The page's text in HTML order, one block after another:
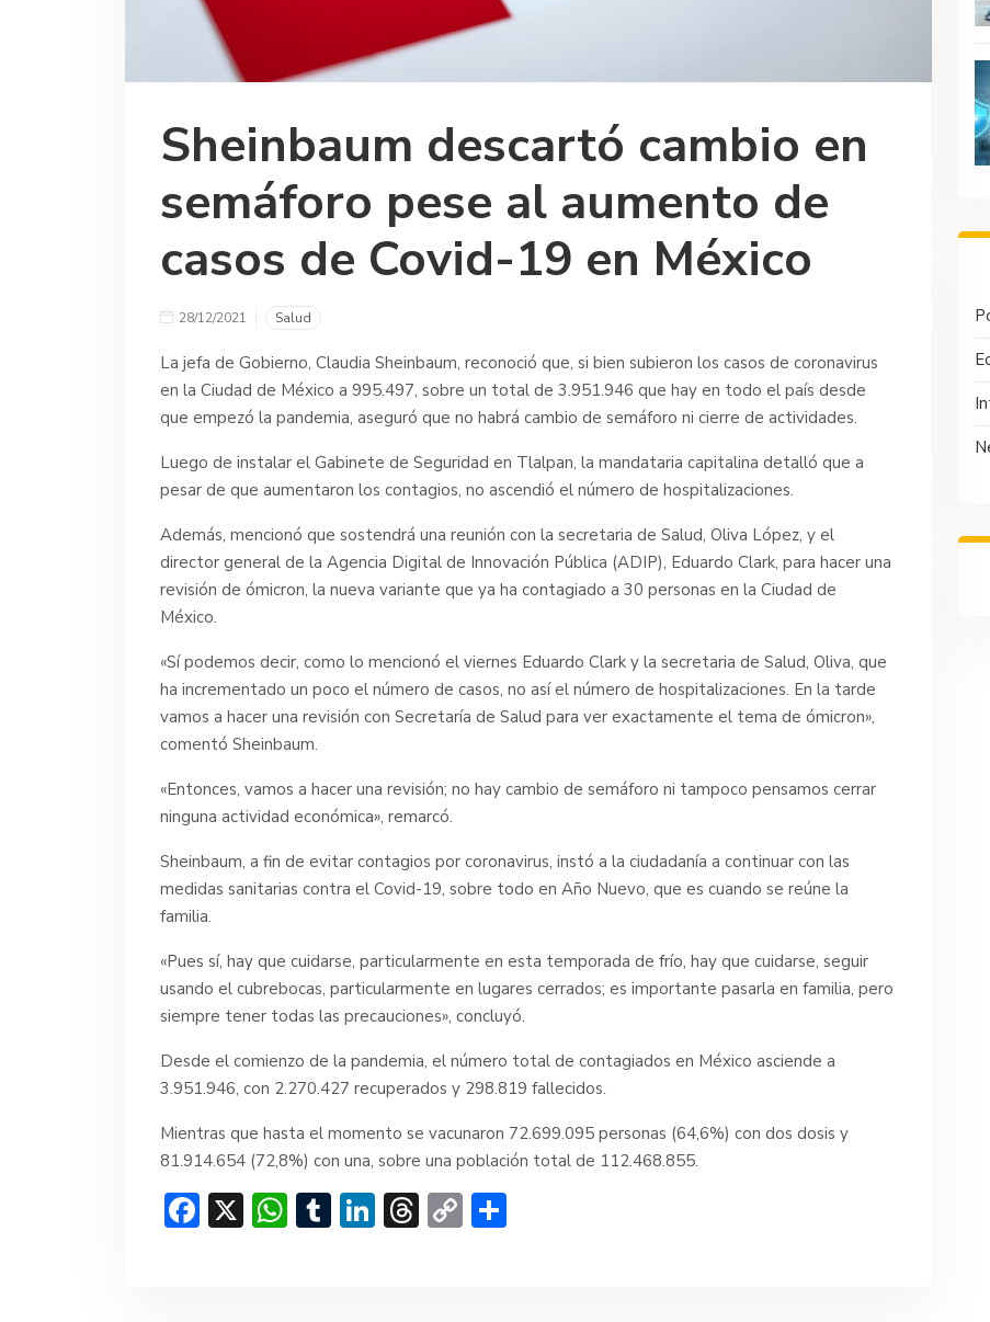
Sheinbaum descartó cambio en
semáforo pese al aumento de
casos de Covid-19 en México
28/12/2021 Salud
La jefa de Gobierno, Claudia Sheinbaum, reconoció que, si bien subieron los casos de coronavirus
en la Ciudad de México a 995.497, sobre un total de 3.951.946 que hay en todo el país desde
que empezó la pandemia, aseguró que no habrá cambio de semáforo ni cierre de actividades.
Luego de instalar el Gabinete de Seguridad en Tlalpan, la mandataria capitalina detalló que a
pesar de que aumentaron los contagios, no ascendió el número de hospitalizaciones.
Además, mencionó que sostendrá una reunión con la secretaria de Salud, Oliva López, y el
director general de la Agencia Digital de Innovación Pública (ADIP), Eduardo Clark, para hacer una
revisión de ómicron, la nueva variante que ya ha contagiado a 30 personas en la Ciudad de
México.
«Sí podemos decir, como lo mencionó el viernes Eduardo Clark y la secretaria de Salud, Oliva, que
ha incrementado un poco el número de casos, no así el número de hospitalizaciones. En la tarde
vamos a hacer una revisión con Secretaría de Salud para ver exactamente el tema de ómicron»,
comentó Sheinbaum.
«Entonces, vamos a hacer una revisión; no hay cambio de semáforo ni tampoco pensamos cerrar
ninguna actividad económica», remarcó.
Sheinbaum, a fin de evitar contagios por coronavirus, instó a la ciudadanía a continuar con las
medidas sanitarias contra el Covid-19, sobre todo en Año Nuevo, que es cuando se reúne la
familia.
«Pues sí, hay que cuidarse, particularmente en esta temporada de frío, hay que cuidarse, seguir
usando el cubrebocas, particularmente en lugares cerrados; es importante pasarla en familia, pero
siempre tener todas las precauciones», concluyó.
Desde el comienzo de la pandemia, el número total de contagiados en México asciende a
3.951.946, con 2.270.427 recuperados y 298.819 fallecidos.
Mientras que hasta el momento se vacunaron 72.699.095 personas (64,6%) con dos dosis y
81.914.654 (72,8%) con una, sobre una población total de 112.468.855.
F X W T Li T C